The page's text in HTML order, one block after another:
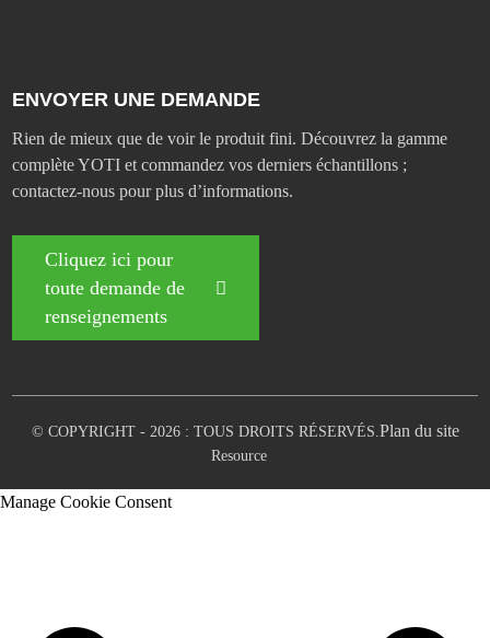
ENVOYER UNE DEMANDE
Rien de mieux que de voir le produit fini. Découvrez la gamme
complète YOTI et commandez vos derniers échantillons ;
contactez-nous pour plus d’informations.
Cliquez ici pour
toute demande de
renseignements
© COPYRIGHT - 2026 : TOUS DROITS RÉSERVÉS.Plan du site
Resource
Manage Cookie Consent